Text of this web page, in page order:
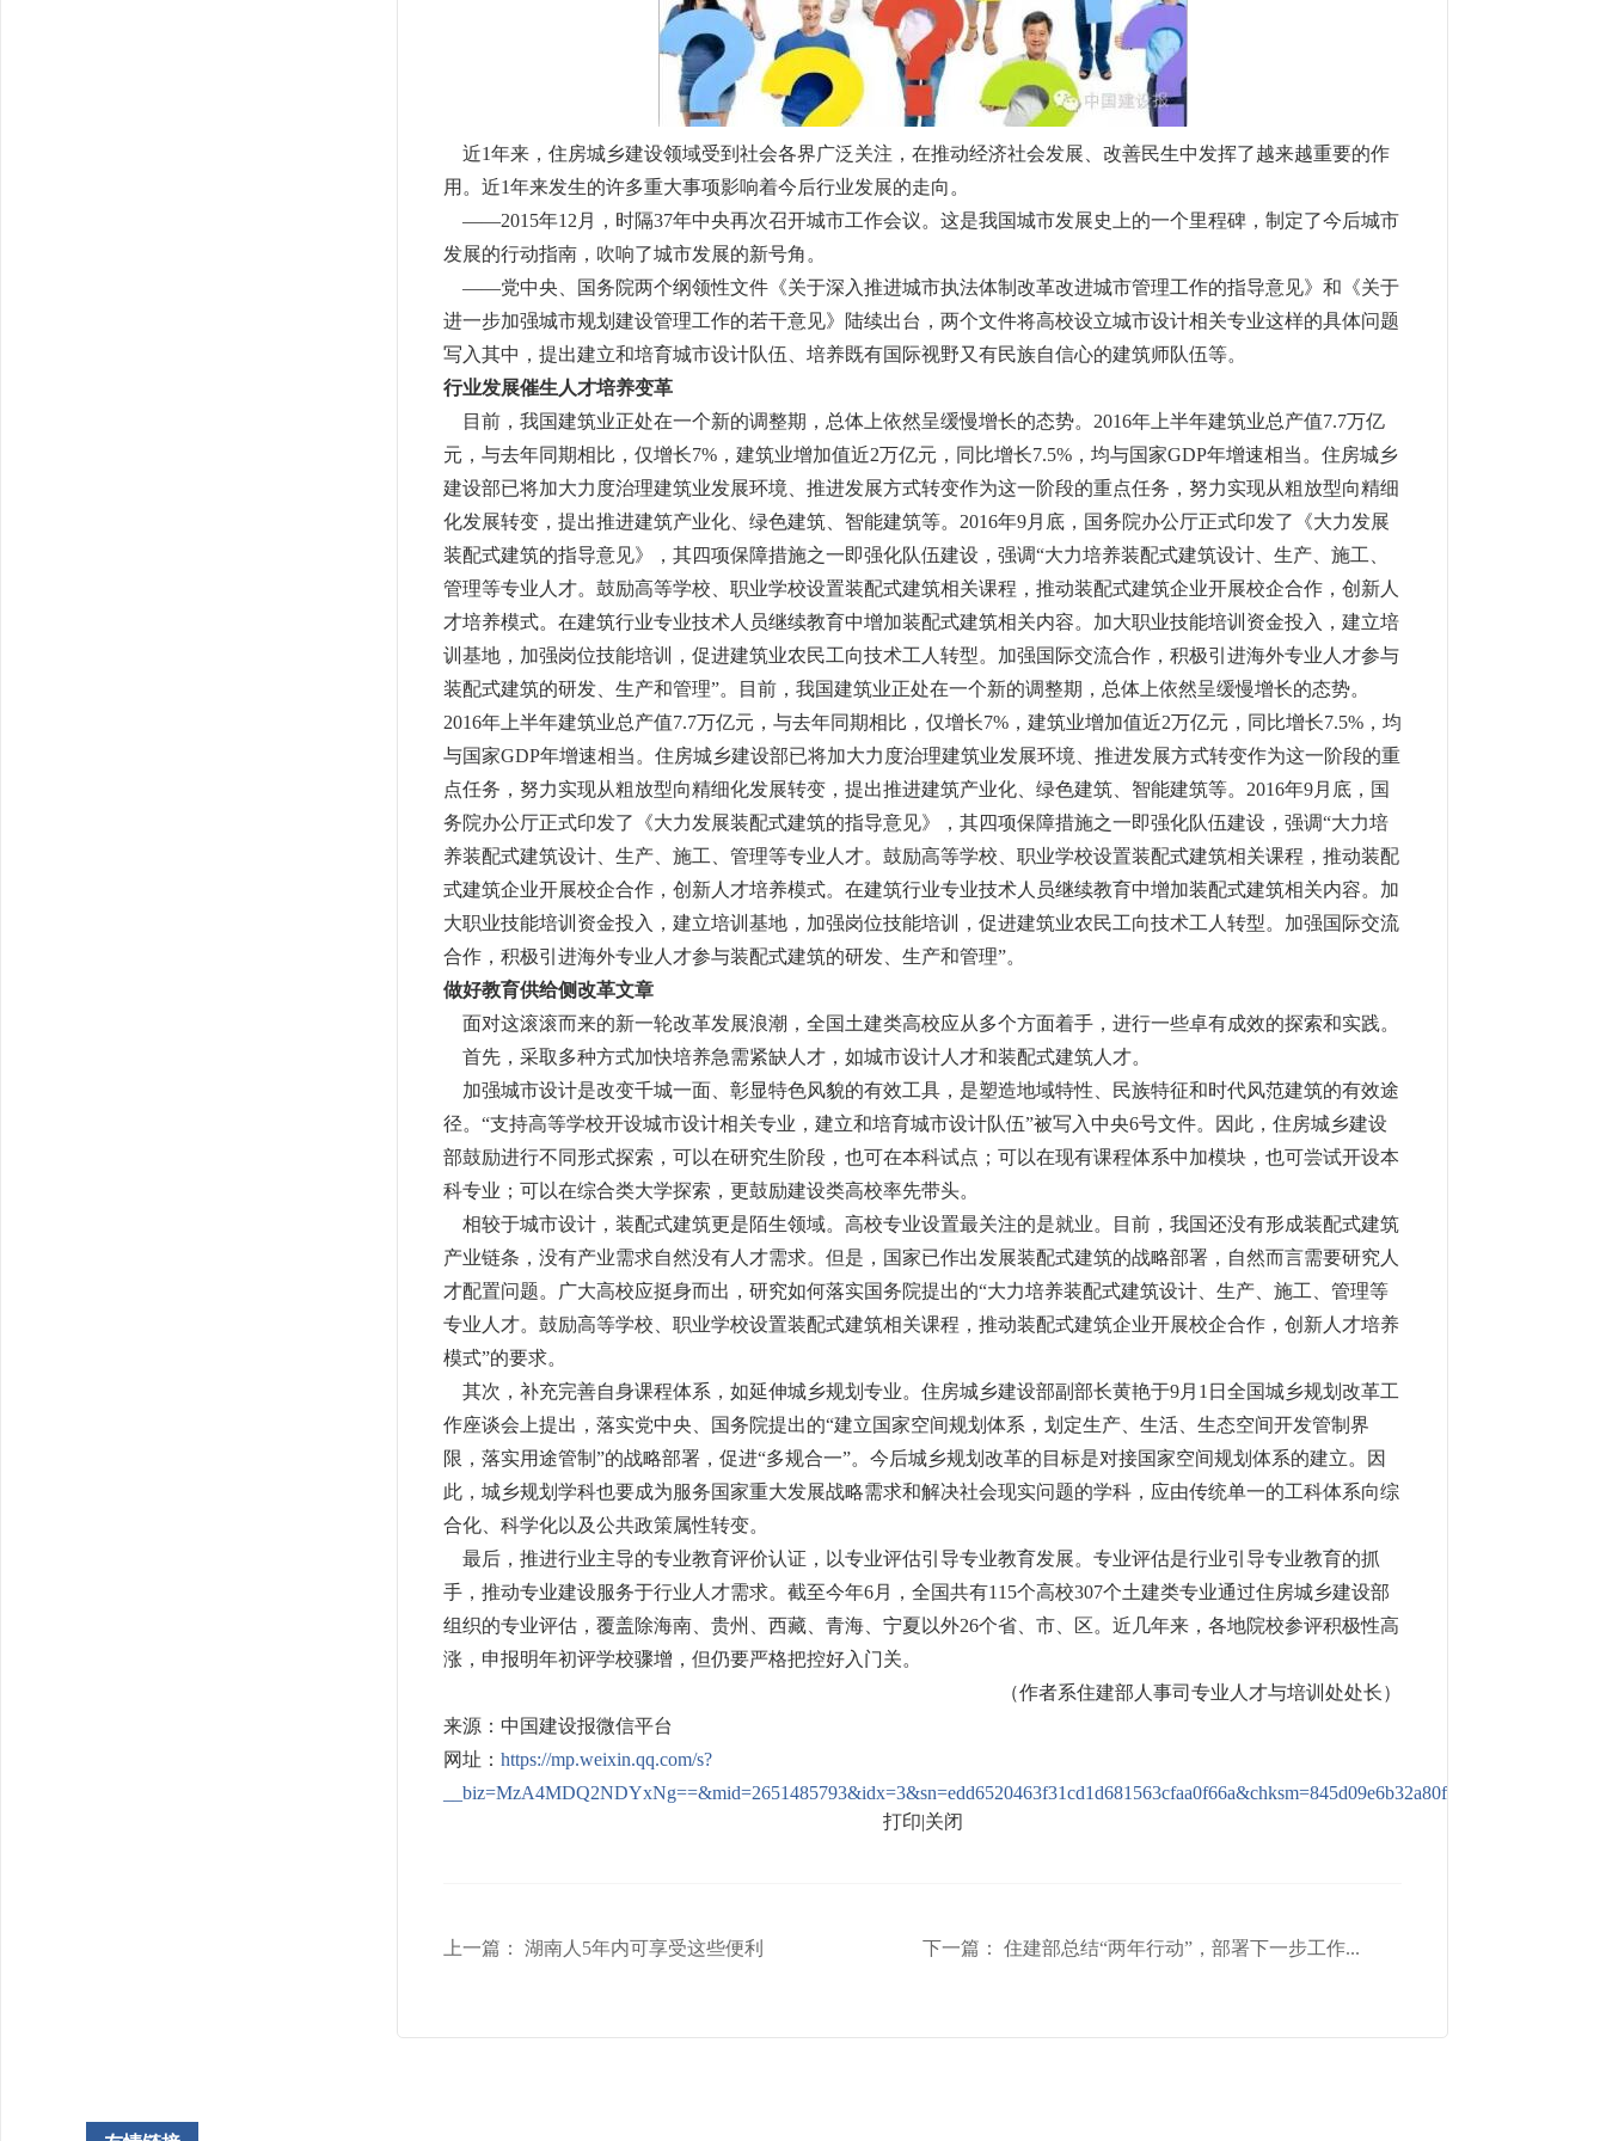
近1年来，住房城乡建设领域受到社会各界广泛关注，在推动经济社会发展、改善民生中发挥了越来越重要的作
用。近1年来发生的许多重大事项影响着今后行业发展的走向。
——2015年12月，时隔37年中央再次召开城市工作会议。这是我国城市发展史上的一个里程碑，制定了今后城市
发展的行动指南，吹响了城市发展的新号角。
——党中央、国务院两个纲领性文件《关于深入推进城市执法体制改革改进城市管理工作的指导意见》和《关于
进一步加强城市规划建设管理工作的若干意见》陆续出台，两个文件将高校设立城市设计相关专业这样的具体问题
写入其中，提出建立和培育城市设计队伍、培养既有国际视野又有民族自信心的建筑师队伍等。
行业发展催生人才培养变革
目前，我国建筑业正处在一个新的调整期，总体上依然呈缓慢增长的态势。2016年上半年建筑业总产值7.7万亿
元，与去年同期相比，仅增长7%，建筑业增加值近2万亿元，同比增长7.5%，均与国家GDP年增速相当。住房城乡
建设部已将加大力度治理建筑业发展环境、推进发展方式转变作为这一阶段的重点任务，努力实现从粗放型向精细
化发展转变，提出推进建筑产业化、绿色建筑、智能建筑等。2016年9月底，国务院办公厅正式印发了《大力发展
装配式建筑的指导意见》，其四项保障措施之一即强化队伍建设，强调“大力培养装配式建筑设计、生产、施工、
管理等专业人才。鼓励高等学校、职业学校设置装配式建筑相关课程，推动装配式建筑企业开展校企合作，创新人
才培养模式。在建筑行业专业技术人员继续教育中增加装配式建筑相关内容。加大职业技能培训资金投入，建立培
训基地，加强岗位技能培训，促进建筑业农民工向技术工人转型。加强国际交流合作，积极引进海外专业人才参与
装配式建筑的研发、生产和管理”。目前，我国建筑业正处在一个新的调整期，总体上依然呈缓慢增长的态势。
2016年上半年建筑业总产值7.7万亿元，与去年同期相比，仅增长7%，建筑业增加值近2万亿元，同比增长7.5%，均
与国家GDP年增速相当。住房城乡建设部已将加大力度治理建筑业发展环境、推进发展方式转变作为这一阶段的重
点任务，努力实现从粗放型向精细化发展转变，提出推进建筑产业化、绿色建筑、智能建筑等。2016年9月底，国
务院办公厅正式印发了《大力发展装配式建筑的指导意见》，其四项保障措施之一即强化队伍建设，强调“大力培
养装配式建筑设计、生产、施工、管理等专业人才。鼓励高等学校、职业学校设置装配式建筑相关课程，推动装配
式建筑企业开展校企合作，创新人才培养模式。在建筑行业专业技术人员继续教育中增加装配式建筑相关内容。加
大职业技能培训资金投入，建立培训基地，加强岗位技能培训，促进建筑业农民工向技术工人转型。加强国际交流
合作，积极引进海外专业人才参与装配式建筑的研发、生产和管理”。
做好教育供给侧改革文章
面对这滚滚而来的新一轮改革发展浪潮，全国土建类高校应从多个方面着手，进行一些卓有成效的探索和实践。
首先，采取多种方式加快培养急需紧缺人才，如城市设计人才和装配式建筑人才。
加强城市设计是改变千城一面、彰显特色风貌的有效工具，是塑造地域特性、民族特征和时代风范建筑的有效途
径。“支持高等学校开设城市设计相关专业，建立和培育城市设计队伍”被写入中央6号文件。因此，住房城乡建设
部鼓励进行不同形式探索，可以在研究生阶段，也可在本科试点；可以在现有课程体系中加模块，也可尝试开设本
科专业；可以在综合类大学探索，更鼓励建设类高校率先带头。
相较于城市设计，装配式建筑更是陌生领域。高校专业设置最关注的是就业。目前，我国还没有形成装配式建筑
产业链条，没有产业需求自然没有人才需求。但是，国家已作出发展装配式建筑的战略部署，自然而言需要研究人
才配置问题。广大高校应挺身而出，研究如何落实国务院提出的“大力培养装配式建筑设计、生产、施工、管理等
专业人才。鼓励高等学校、职业学校设置装配式建筑相关课程，推动装配式建筑企业开展校企合作，创新人才培养
模式”的要求。
其次，补充完善自身课程体系，如延伸城乡规划专业。住房城乡建设部副部长黄艳于9月1日全国城乡规划改革工
作座谈会上提出，落实党中央、国务院提出的“建立国家空间规划体系，划定生产、生活、生态空间开发管制界
限，落实用途管制”的战略部署，促进“多规合一”。今后城乡规划改革的目标是对接国家空间规划体系的建立。因
此，城乡规划学科也要成为服务国家重大发展战略需求和解决社会现实问题的学科，应由传统单一的工科体系向综
合化、科学化以及公共政策属性转变。
最后，推进行业主导的专业教育评价认证，以专业评估引导专业教育发展。专业评估是行业引导专业教育的抓
手，推动专业建设服务于行业人才需求。截至今年6月，全国共有115个高校307个土建类专业通过住房城乡建设部
组织的专业评估，覆盖除海南、贵州、西藏、青海、宁夏以外26个省、市、区。近几年来，各地院校参评积极性高
涨，申报明年初评学校骤增，但仍要严格把控好入门关。
（作者系住建部人事司专业人才与培训处处长）
来源：中国建设报微信平台
网址： https://mp.weixin.qq.com/s?
打印|关闭
上一篇： 湖南人5年内可享受这些便利 下一篇： 住建部总结“两年行动”，部署下一步工作...